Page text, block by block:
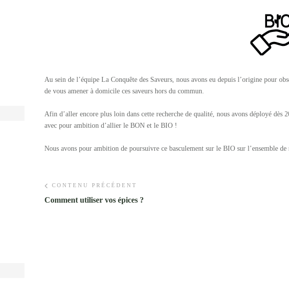
Au sein de l’équipe La Conquête des Saveurs, nous avons eu depuis l’origine pour
de vous amener à domicile ces saveurs hors du commun.
Afin d’aller encore plus loin dans cette recherche de qualité, nous avons déployé dès
avec pour ambition d’allier le BON et le BIO !
Nous avons pour ambition de poursuivre ce basculement sur le BIO sur l’ensemble de
CONTENU PRÉCÉDENT
Comment utiliser vos épices ?